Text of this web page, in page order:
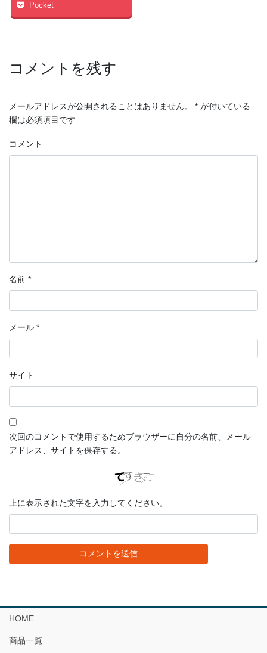
Pocket
コメントを残す
メールアドレスが公開されることはありません。 * が付いている
欄は必須項目です
コメント
名前 *
メール *
サイト
次回のコメントで使用するためブラウザーに自分の名前、メール
アドレス、サイトを保存する。
上に表示された文字を入力してください。
HOME
商品一覧